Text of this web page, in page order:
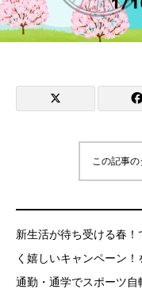
この記事
新生活が待ち受ける春
く嬉しいキャンペーン！
通勤・通学でスポーツ